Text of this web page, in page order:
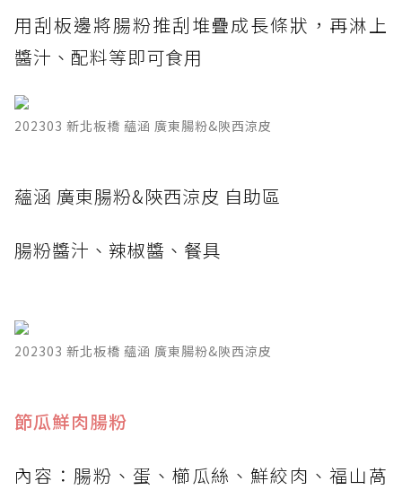
用刮板邊將腸粉推刮堆疊成長條狀，再淋上
醬汁、配料等即可食用
202303 新北板橋 蘊涵 廣東腸粉&陝西涼皮
蘊涵 廣東腸粉&陝西涼皮 自助區
腸粉醬汁、辣椒醬、餐具
202303 新北板橋 蘊涵 廣東腸粉&陝西涼皮
節瓜鮮肉腸粉
內容：腸粉、蛋、櫛瓜絲、鮮絞肉、福山萵